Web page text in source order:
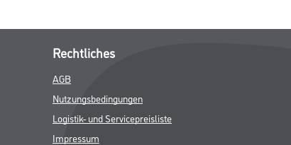
Rechtliches
AGB
Nutzungsbedingungen
Logistik- und Servicepreisliste
Impressum